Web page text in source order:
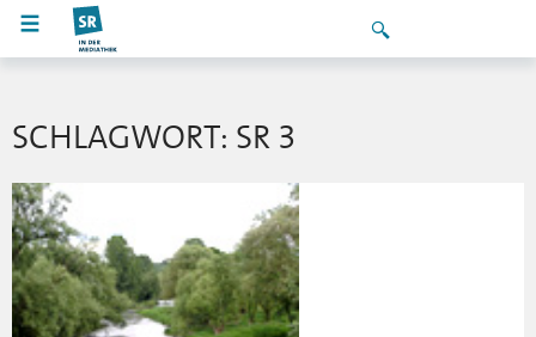
SCHLAGWORT: SR 3